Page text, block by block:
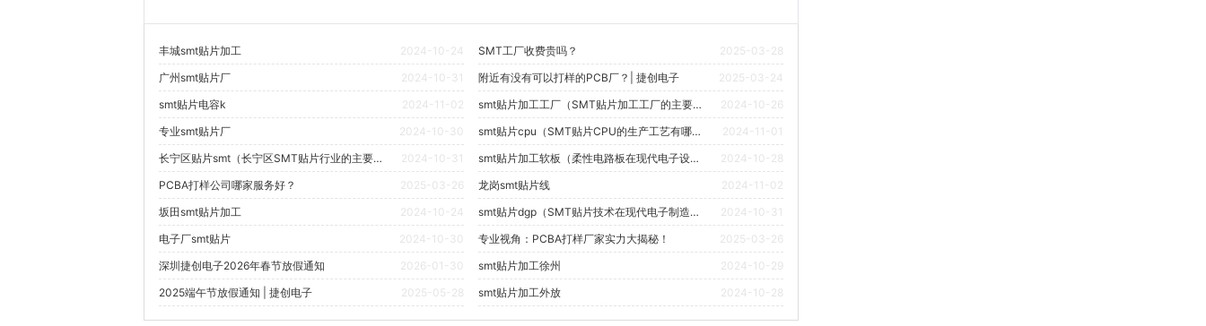
丰城smt贴片加工 2024-10-24 SMT工厂收费贵吗？
2025-03-28
广州smt贴片厂
2024-10-31 附近有没有可以打样的PCB厂？| 捷创电子
2025-03-24
smt贴片电容k
2024-11-02 smt贴片加工工厂（SMT贴片加工工厂的主要设备有哪些？）
2024-10-26
专业smt贴片厂
2024-10-30 smt贴片cpu（SMT贴片CPU的生产工艺有哪些关键步骤？）
2024-11-01
长宁区贴片smt（长宁区SMT贴片行业的主要企业有哪些？）
2024-10-31 smt贴片加工软板（柔性电路板在现代电子设备中的应用有哪些具体案例？）
2024-10-28
PCBA打样公司哪家服务好？
2025-03-26 龙岗smt贴片线
2024-11-02
坂田smt贴片加工
2024-10-24 smt贴片dgp（SMT贴片技术在现代电子制造中的具体应用有哪些？）
2024-10-31
电子厂smt贴片
2024-10-30 专业视角：PCBA打样厂家实力大揭秘！
2025-03-26
深圳捷创电子2026年春节放假通知
2026-01-30 smt贴片加工徐州
2024-10-29
2025端午节放假通知 | 捷创电子
2025-05-28 smt贴片加工外放 2024-10-28